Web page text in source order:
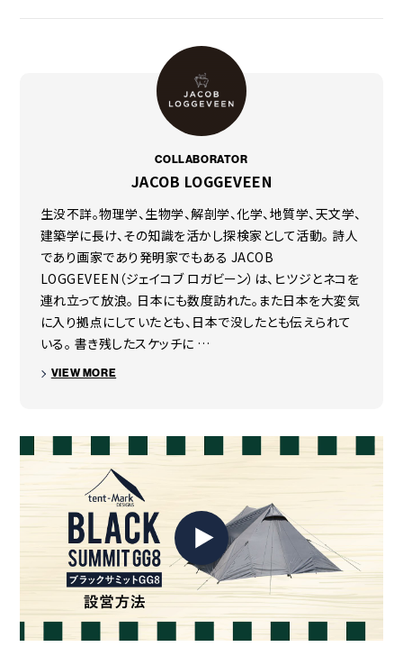
（約）600×290（直径）mm
（約）4,680×4,680×2,340（高）mm
（フロント跳ね上げ部含まず）
（約）12.03kg
〇構成物
本体/デイジーチェーン/ペグ/張り綱/張り綱用カラビナパーツ/
着脱式ペグ用ループ/収納ケース含む
〇本体重量
（約）8.66kg（幕体のみ）
付属品
張り綱（11m×2本、3m×6本）、張綱用カラビナパーツ×8点、
原産国
ベトナム
その他
※ポールは別売りです。
※特許出願中
コットが横に2台、縦にすれば4台、合計で8台
入れることができる広さがあります。
着脱式ペグ用ループの取り付け位置を変えるこ
とで、裾の高さ調節が可能。
POINT 4
結露の流れを考慮した生地パターンを採用。横
ちにくい。
ご使用について
いつも弊社製品をご愛用いただきありがとうございます。幕
体類（テント・タープ等）やケースなどの縫製品は、一つひと
つ職人の手作業による工程を経て作られています。
そのため、生地の裁断や縫製において、製品ごとに最大3%
程度のサイズ差異が生じることがございます。表記サイズは
あくまで目安としてご参照ください。
ご理解いただけますようお願い申し上げます。
COLLABORATOR
JACOB LOGGEVEEN
生没不詳。物理学、生物学、解剖学、化学、地質学、天文学、
建築学に長け、その知識を活かし探検家として活動。 詩人
であり画家であり発明家でもある JACOB
LOGGEVEEN（ジェイコブ ロガビーン）は、ヒツジとネコを
連れ立って放浪。 日本にも数度訪れた。また日本を大変気
に入り拠点にしていたとも、日本で没したとも伝えられて
いる。 書き残したスケッチに …
VIEW MORE